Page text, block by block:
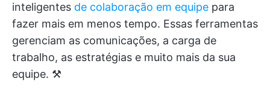
inteligentes de colaboração em equipe para
fazer mais em menos tempo. Essas ferramentas
gerenciam as comunicações, a carga de
trabalho, as estratégias e muito mais da sua
equipe. ⚒️